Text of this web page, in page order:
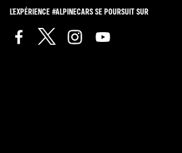
L'EXPÉRIENCE #ALPINECARS SE POURSUIT SUR